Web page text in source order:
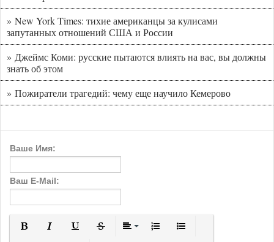
» New York Times: тихие американцы за кулисами
запутанных отношений США и России
» Джеймс Коми: русские пытаются влиять на вас, вы должны
знать об этом
» Пожиратели трагедий: чему еще научило Кемерово
Ваше Имя:
Ваш E-Mail: